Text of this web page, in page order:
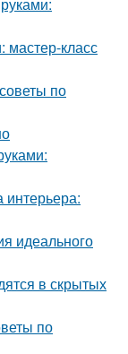
мастер-класс
по
идеального
в скрытых
по